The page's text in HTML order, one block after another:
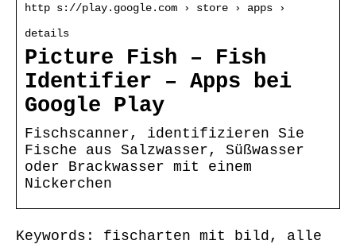
http s://play.google.com › store › apps ›
details
Picture Fish – Fish
Identifier – Apps bei
Google Play
Fischscanner, identifizieren Sie
Fische aus Salzwasser, Süßwasser
oder Brackwasser mit einem
Nickerchen
Keywords: fischarten mit bild, alle